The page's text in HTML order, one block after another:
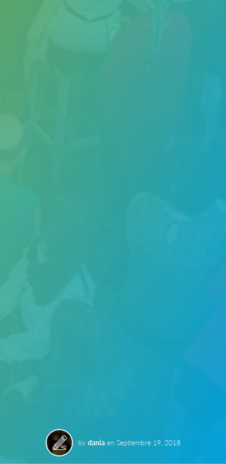
by dania en Septiembre 19, 2018